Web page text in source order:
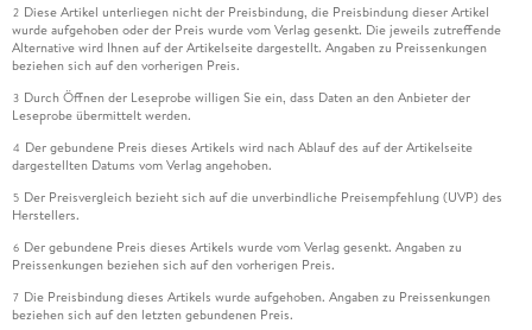
2 Diese Artikel unterliegen nicht der Preisbindung, die Preisbindung dieser Artikel
wurde aufgehoben oder der Preis wurde vom Verlag gesenkt. Die jeweils zutreffende
Alternative wird Ihnen auf der Artikelseite dargestellt. Angaben zu Preissenkungen
beziehen sich auf den vorherigen Preis.
3 Durch Öffnen der Leseprobe willigen Sie ein, dass Daten an den Anbieter der
Leseprobe übermittelt werden.
4 Der gebundene Preis dieses Artikels wird nach Ablauf des auf der Artikelseite
dargestellten Datums vom Verlag angehoben.
5 Der Preisvergleich bezieht sich auf die unverbindliche Preisempfehlung (UVP) des
Herstellers.
6 Der gebundene Preis dieses Artikels wurde vom Verlag gesenkt. Angaben zu
Preissenkungen beziehen sich auf den vorherigen Preis.
7 Die Preisbindung dieses Artikels wurde aufgehoben. Angaben zu Preissenkungen
beziehen sich auf den letzten gebundenen Preis.